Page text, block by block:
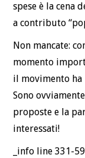
spese è la cena
a contributo
Non mancate:
momento
il movimento ha
Sono
proposte e la
interessati!
_info line 331-